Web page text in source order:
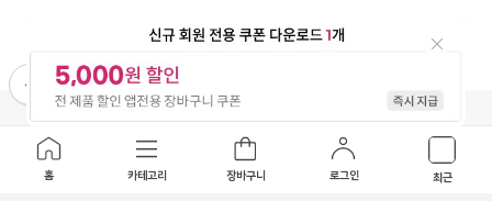
APP 설치
(주)퍼니엠 사업자정보
사업자번호조회 구매안전서비스 개인정보취급방침 이용약관
홈 카테고리 장바구니 로그인 최근